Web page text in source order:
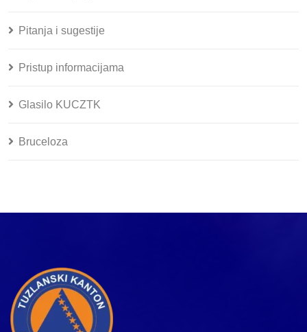
Pitanja i sugestije
Pristup informacijama
Glasilo KUCZTK
Bruceloza